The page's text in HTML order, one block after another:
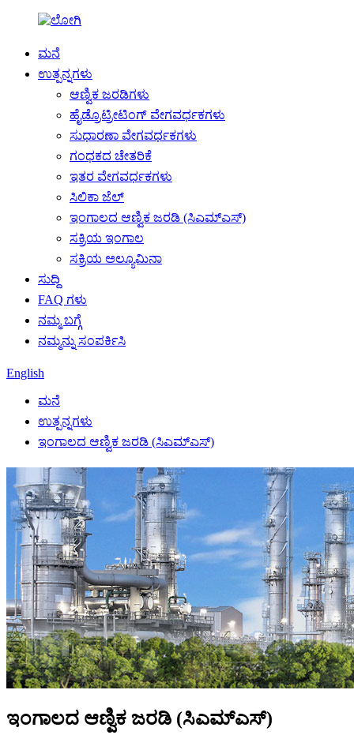
ಮನೆ
ಉತ್ಪನ್ನಗಳು
ಆಣ್ವಿಕ ಜರಡಿಗಳು
ಹೈಡ್ರೊಟ್ರೀಟಿಂಗ್ ವೇಗವರ್ಧಕಗಳು
ಸುಧಾರಣಾ ವೇಗವರ್ಧಕಗಳು
ಗಂಧಕದ ಚೇತರಿಕೆ
ಇತರ ವೇಗವರ್ಧಕಗಳು
ಸಿಲಿಕಾ ಜೆಲ್
ಇಂಗಾಲದ ಆಣ್ವಿಕ ಜರಡಿ (ಸಿಎಮ್ಎಸ್)
ಸಕ್ರಿಯ ಇಂಗಾಲ
ಸಕ್ರಿಯ ಅಲ್ಯೂಮಿನಾ
ಸುದ್ದಿ
FAQ ಗಳು
ನಮ್ಮ ಬಗ್ಗೆ
ನಮ್ಮನ್ನು ಸಂಪರ್ಕಿಸಿ
English
ಮನೆ
ಉತ್ಪನ್ನಗಳು
ಇಂಗಾಲದ ಆಣ್ವಿಕ ಜರಡಿ (ಸಿಎಮ್ಎಸ್)
ಇಂಗಾಲದ ಆಣ್ವಿಕ ಜರಡಿ (ಸಿಎಮ್ಎಸ್)